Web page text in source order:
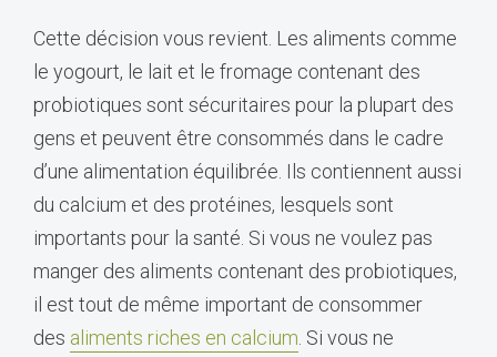
Cette décision vous revient. Les aliments comme
le yogourt, le lait et le fromage contenant des
probiotiques sont sécuritaires pour la plupart des
gens et peuvent être consommés dans le cadre
d’une alimentation équilibrée. Ils contiennent aussi
du calcium et des protéines, lesquels sont
importants pour la santé. Si vous ne voulez pas
manger des aliments contenant des probiotiques,
il est tout de même important de consommer
des aliments riches en calcium . Si vous ne